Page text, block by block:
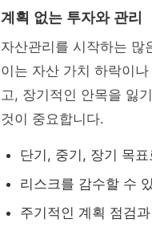
계획 없는 투자와 관리
자산관리를 시작하는 많
이는 자산 가치 하락이
고, 장기적인 안목을 잃
것이 중요합니다.
단기, 중기, 장기 목
리스크를 감수할 수
주기적인 계획 점검